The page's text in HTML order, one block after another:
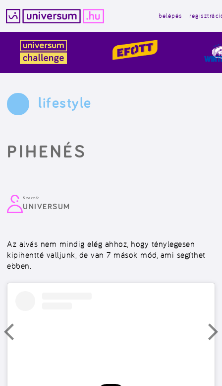
tartalomba
belépés
lifestyle
PIHENÉS
Szerző:
UNIVERSUM
Az alvás nem mindig elég ahhoz, hogy ténylegesen
kipihentté valljunk, de van 7 mások mód, ami segíthet
ebben.